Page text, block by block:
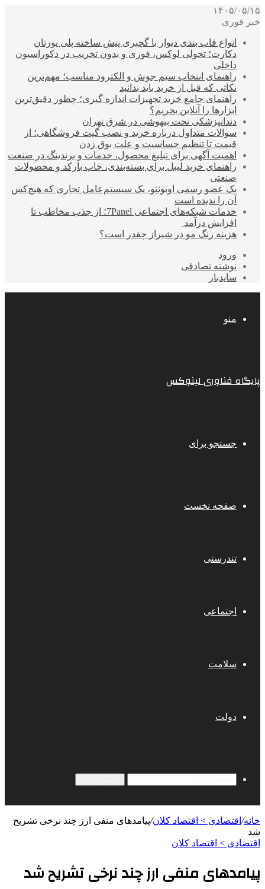
۱۴۰۵/۰۵/۱۵
خبر فوری
انواع قاب بندی دیوار با گچبری پیش ساخته پلی یورتان
دکارت؛ تحولی لوکس، فوری و بدون تخریب در دکوراسیون
داخلی
راهنمای انتخاب سیم جوش و الکترود مناسب؛ مهم‌ترین
نکاتی که قبل از خرید باید بدانید
راهنمای جامع خرید تجهیزات اندازه گیری؛ چطور دقیق‌ترین
ابزارها را آنلاین بخریم؟
دندانپزشکی تحت بیهوشی در شرق تهران
سوالات متداول درباره خرید و نصب گیت فروشگاهی؛ از
قیمت تا تنظیم حساسیت و علت بوق زدن
اهمیت آگهی برای تبلیغ محصول، خدمات و برندینگ در صنعت
راهنمای خرید لیبل برای بسته‌بندی، چاپ بارکد و محصولات
صنعتی
یک عضو رسمی اوبونتو، یک سیستم‌عامل تجاری که هیچ‌کس
آن را ندیده است
خدمات شبکه‌های اجتماعی 7Panel؛ از جذب مخاطب تا
افزایش درآمد
هزینه رنگ مو در شیراز چقدر است؟
ورود
نوشته تصادفی
سایدبار
منو
پایگاه فناوری لینوکس
جستجو برای
صفحه نخست
تندرستی
اجتماعی
سلامت
دولت
خانه/ اقتصادی > اقتصاد کلان/پیامدهای منفی ارز چند نرخی تشریح
شد
اقتصادی > اقتصاد کلان
پیامدهای منفی ارز چند نرخی تشریح شد